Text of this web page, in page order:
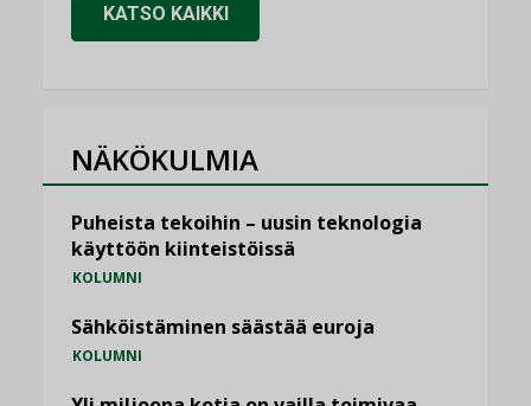
KATSO KAIKKI
NÄKÖKULMIA
Puheista tekoihin – uusin teknologia
käyttöön kiinteistöissä
KOLUMNI
Sähköistäminen säästää euroja
KOLUMNI